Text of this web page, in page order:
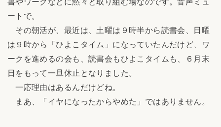
ートで。
その朝活が、最近は、土曜は９時半から読書会、日曜
は９時から「ひよこタイム」になっていたんだけど、ワ
ークを進めるの会も、読書会もひよこタイムも、６月末
日をもって一旦休止となりました。
一応理由はあるんだけどね。
まあ、「イヤになったからやめた」ではありません。